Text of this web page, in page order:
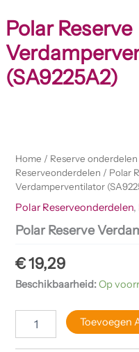
Polar Reserve
(SA9225A2)
Home / Reserve onderdelen
Reserveonderdelen / Polar
Verdamperventilator
Polar Reserveonderdelen,
Polar Reserve
€19,29
Beschikbaarheid:Op
(SA9225A2)
aantal
Toevoegen